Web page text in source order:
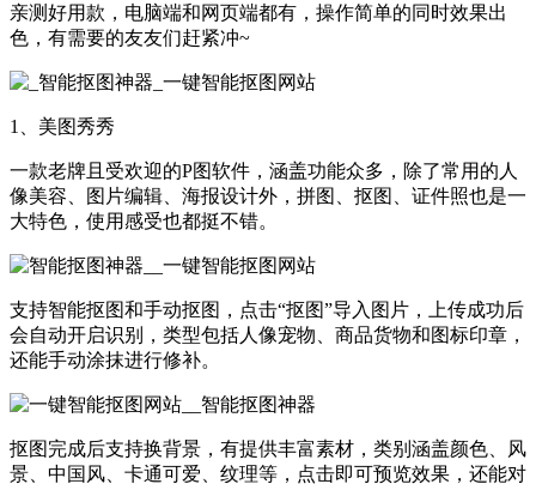
亲测好用款，电脑端和网页端都有，操作简单的同时效果出
色，有需要的友友们赶紧冲~
1、美图秀秀
一款老牌且受欢迎的P图软件，涵盖功能众多，除了常用的人
像美容、图片编辑、海报设计外，拼图、抠图、证件照也是一
大特色，使用感受也都挺不错。
支持智能抠图和手动抠图，点击“抠图”导入图片，上传成功后
会自动开启识别，类型包括人像宠物、商品货物和图标印章，
还能手动涂抹进行修补。
抠图完成后支持换背景，有提供丰富素材，类别涵盖颜色、风
景、中国风、卡通可爱、纹理等，点击即可预览效果，还能对